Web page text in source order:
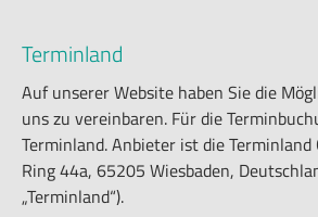
Terminland
Auf unserer Website haben Sie die
uns zu vereinbaren. Für die
Terminland. Anbieter ist die Terminland
Ring 44a, 65205 Wiesbaden,
„Terminland“).